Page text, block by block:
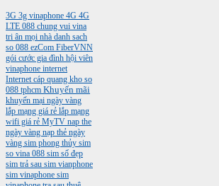
3G 3g vinaphone 4G 4G
LTE 088 chung vui vina
tri ân mọi nhà danh sach
so 088 ezCom FiberVNN
gói cước gia đình hội viên
vinaphone internet
Internet cáp quang kho so
088 tphcm Khuyến mãi
khuyến mại ngày vàng
lắp mạng giá rẻ lắp mạng
wifi giá rẻ MyTV nap the
ngày vàng nạp thẻ ngày
vàng sim phong thủy sim
so vina 088 sim số đẹp
sim trả sau sim vianphone
sim vinaphone sim